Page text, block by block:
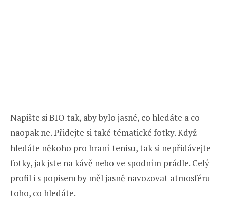
Napište si BIO tak, aby bylo jasné, co hledáte a co
naopak ne. Přidejte si také tématické fotky. Když
hledáte někoho pro hraní tenisu, tak si nepřidávejte
fotky, jak jste na kávě nebo ve spodním prádle. Celý
profil i s popisem by měl jasně navozovat atmosféru
toho, co hledáte.